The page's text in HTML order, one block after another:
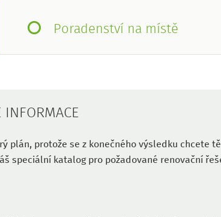
Poradenství na místě
INFORMACE
plán, protože se z konečného výsledku chcete
speciální katalog pro požadované renovační